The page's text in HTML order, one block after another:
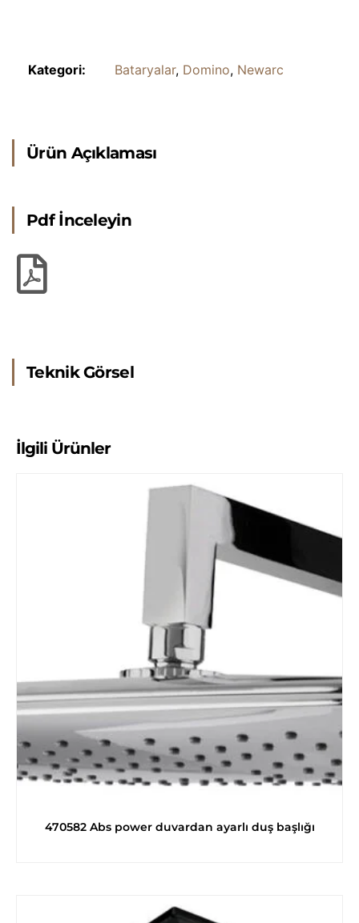
Kategori: Bataryalar, Domino, Newarc
Ürün Açıklaması
Pdf İnceleyin
Teknik Görsel
İlgili Ürünler
470582 Abs power duvardan ayarlı duş başlığı